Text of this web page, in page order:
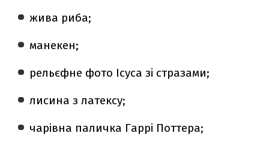
жива риба;
манекен;
рельєфне фото Ісуса зі стразами;
лисина з латексу;
чарівна паличка Гаррі Поттера;